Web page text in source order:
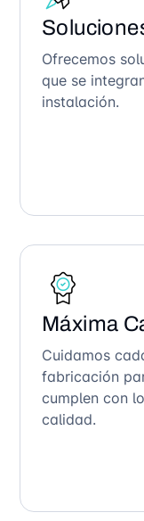
Ofrecemos
que se
instalación.
Máxima
Cuidamos
fabricación
cumplen con
calidad.